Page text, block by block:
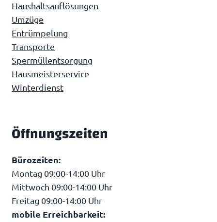
Haushaltsauflösungen
Umzüge
Entrümpelung
Transporte
Spermüllentsorgung
Hausmeisterservice
Winterdienst
Öffnungszeiten
Bürozeiten:
Montag 09:00-14:00 Uhr
Mittwoch 09:00-14:00 Uhr
Freitag 09:00-14:00 Uhr
mobile Erreichbarkeit: